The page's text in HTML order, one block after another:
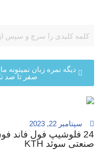
به
دیگه نمره زبان نمیتونه
صفر تا صد
سپتامبر 22, 2023
24 فلوشیپ فول فاند
صنعتی سوئد KTH